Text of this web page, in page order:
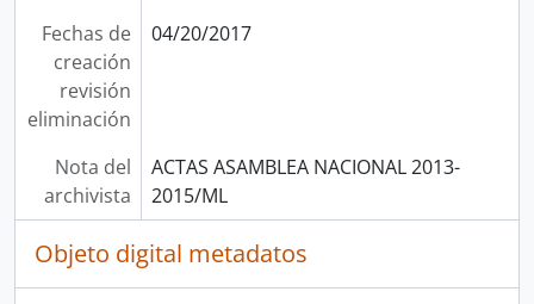
Fechas de
creación
revisión
eliminación
04/20/2017
Nota del
archivista
ACTAS ASAMBLEA NACIONAL 2013-
2015/ML
Objeto digital metadatos